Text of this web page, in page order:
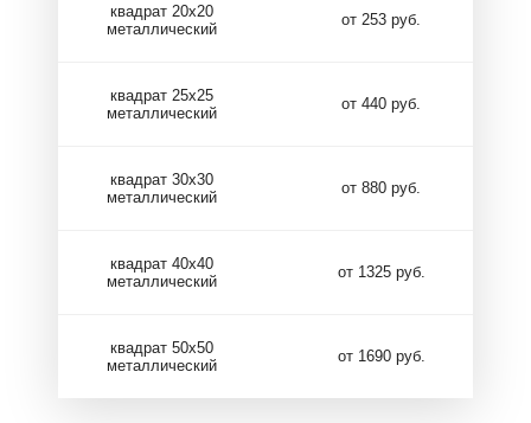
квадрат 20х20
металлический
от 253 руб.
квадрат 25х25
металлический
от 440 руб.
квадрат 30х30
металлический
от 880 руб.
квадрат 40х40
металлический
от 1325 руб.
квадрат 50х50
металлический
от 1690 руб.